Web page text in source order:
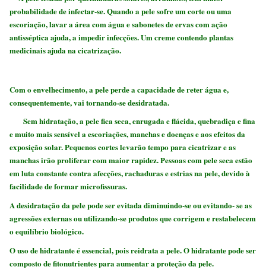
probabilidade de infectar-se. Quando a pele sofre um corte ou uma
escoriação, lavar a área com água e sabonetes de ervas com ação
antisséptica ajuda, a impedir infecções. Um creme contendo plantas
medicinais ajuda na cicatrização.
Com o envelhecimento, a pele perde a capacidade de reter água e,
consequentemente, vai tornando-se desidratada.
Sem hidratação, a pele fica seca, enrugada e flácida, quebradiça e fina
e muito mais sensível a escoriações, manchas e doenças e aos efeitos da
exposição solar. Pequenos cortes levarão tempo para cicatrizar e as
manchas irão proliferar com maior rapidez. Pessoas com pele seca estão
em luta constante contra afecções, rachaduras e estrias na pele, devido à
facilidade de formar microfissuras.
A desidratação da pele pode ser evitada diminuindo-se ou evitando- se as
agressões externas ou utilizando-se produtos que corrigem e restabelecem
o equilíbrio biológico.
O uso de hidratante é essencial, pois reidrata a pele. O hidratante pode ser
composto de fitonutrientes para aumentar a proteção da pele.